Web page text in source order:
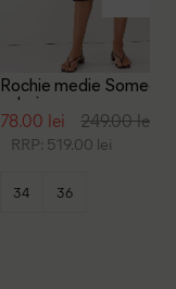
Rochie medie
culori
78.00 lei 249.00 lei
RRP: 519.00 lei
34 36